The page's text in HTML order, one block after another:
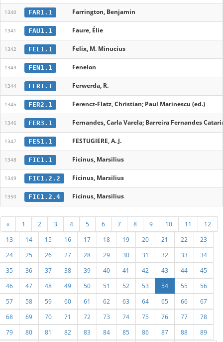
1340 FAR1.1 Farrington, Benjamin
1341 FAU1.1 Faure, Élie
1342 FEL1.1 Felix, M. Minucius
1343 FEN1.1 Fenelon
1344 FER1.1 Ferwerda, R.
1345 FER2.1 Ferencz-Flatz, Christian; Paul Marinescu (ed.)
1346 FER3.1 Fernandes, Carla Varela; Barreira Fernandes
1347 FES1.1 FESTUGIERE, A. J.
1348 FIC1.1 Ficinus, Marsilius
1349 FIC1.2.2 Ficinus, Marsilius
1350 FIC1.2.4 Ficinus, Marsilius
« 1 2 3 4 5 6 7 8 9 10 11
12
13
14 15 16 17 18 19 20 21 22
23
24
25 26 27 28 29 30 31 32 33
34
35
36 37 38 39 40 41 42 43 44
45
46
47 48 49 50 51 52 53 54 55
56
57
58 59 60 61 62 63 64 65 66
67
68
69 70 71 72 73 74 75 76 77
78
79
80 81 82 83 84 85 86 87 88 89